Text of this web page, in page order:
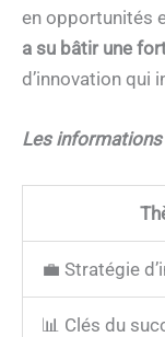
en opportunités
a su bâtir une
d’innovation qui
Les informations
💼 Stratégie
📊 Clés du